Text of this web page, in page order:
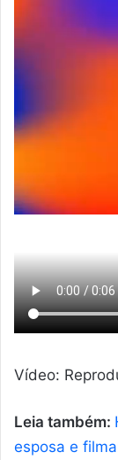
Vídeo:
Leia também:
esposa e